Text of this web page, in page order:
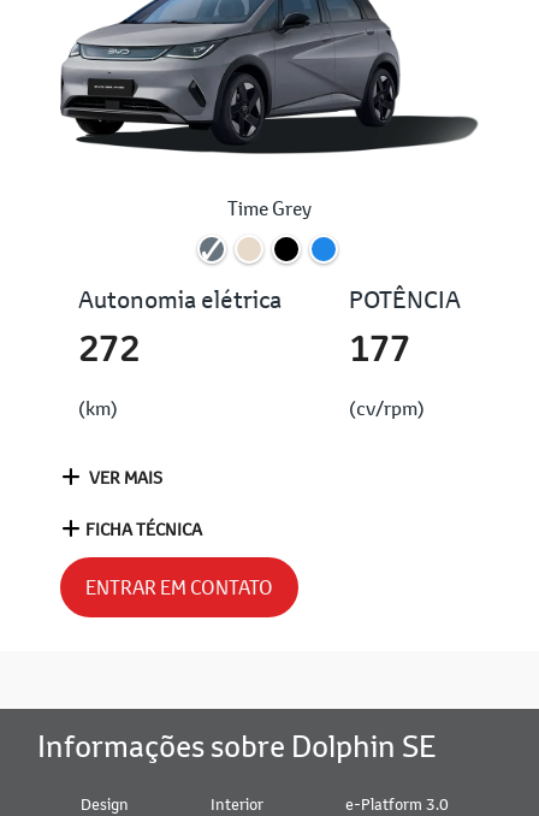
Time Grey
Autonomia elétrica
272
(km)
POTÊNCIA
177
(cv/rpm)
VER MAIS
FICHA TÉCNICA
ENTRAR EM CONTATO
Informações sobre Dolphin SE
Design Interior e-Platform 3.0